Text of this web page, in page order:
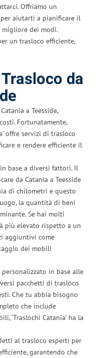
Offriamo un
aiutarti a pianificare il
migliore dei modi.
un trasloco efficiente,
da
a Teesside,
Fortunatamente,
offre servizi di trasloco
e rendere efficiente il
base a diversi fattori. Il
da Catania a Teesside
di chilometri e questo
la quantità di beni
Se hai molti
più elevato rispetto a un
aggiuntivi come
dei mobili
personalizzato in base alle
pacchetti di trasloco
Che tu abbia bisogno
che include
‘Traslochi Catania’ ha la
al trasloco esperti per
garantendo che